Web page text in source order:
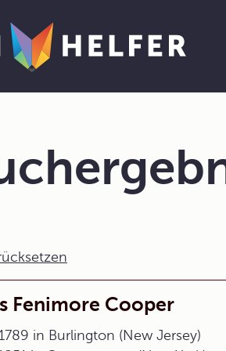
Fenimore Cooper
in Burlington (New Jersey)